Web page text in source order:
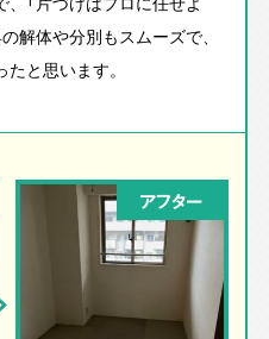
解体や分別もスムーズで、
と思います。
アフター